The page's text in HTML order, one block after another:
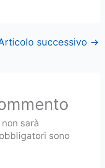
successivo →
sarà
sono